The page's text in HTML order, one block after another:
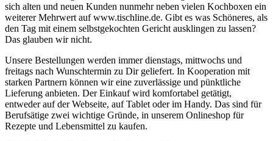
sich alten und neuen Kunden nunmehr neben vielen Kochboxen ein
weiterer Mehrwert auf www.tischline.de. Gibt es was Schöneres, als
den Tag mit einem selbstgekochten Gericht ausklingen zu lassen?
Das glauben wir nicht.
Unsere Bestellungen werden immer dienstags, mittwochs und
freitags nach Wunschtermin zu Dir geliefert. In Kooperation mit
starken Partnern können wir eine zuverlässige und pünktliche
Lieferung anbieten. Der Einkauf wird komfortabel getätigt,
entweder auf der Webseite, auf Tablet oder im Handy. Das sind für
Berufsätige zwei wichtige Gründe, in unserem Onlineshop für
Rezepte und Lebensmittel zu kaufen.